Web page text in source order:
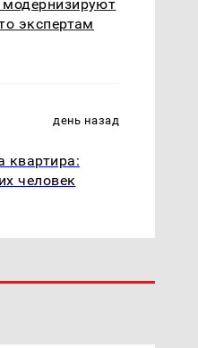
президентов США и
России: Европа?
экспертам
день назад
квартира:
человек